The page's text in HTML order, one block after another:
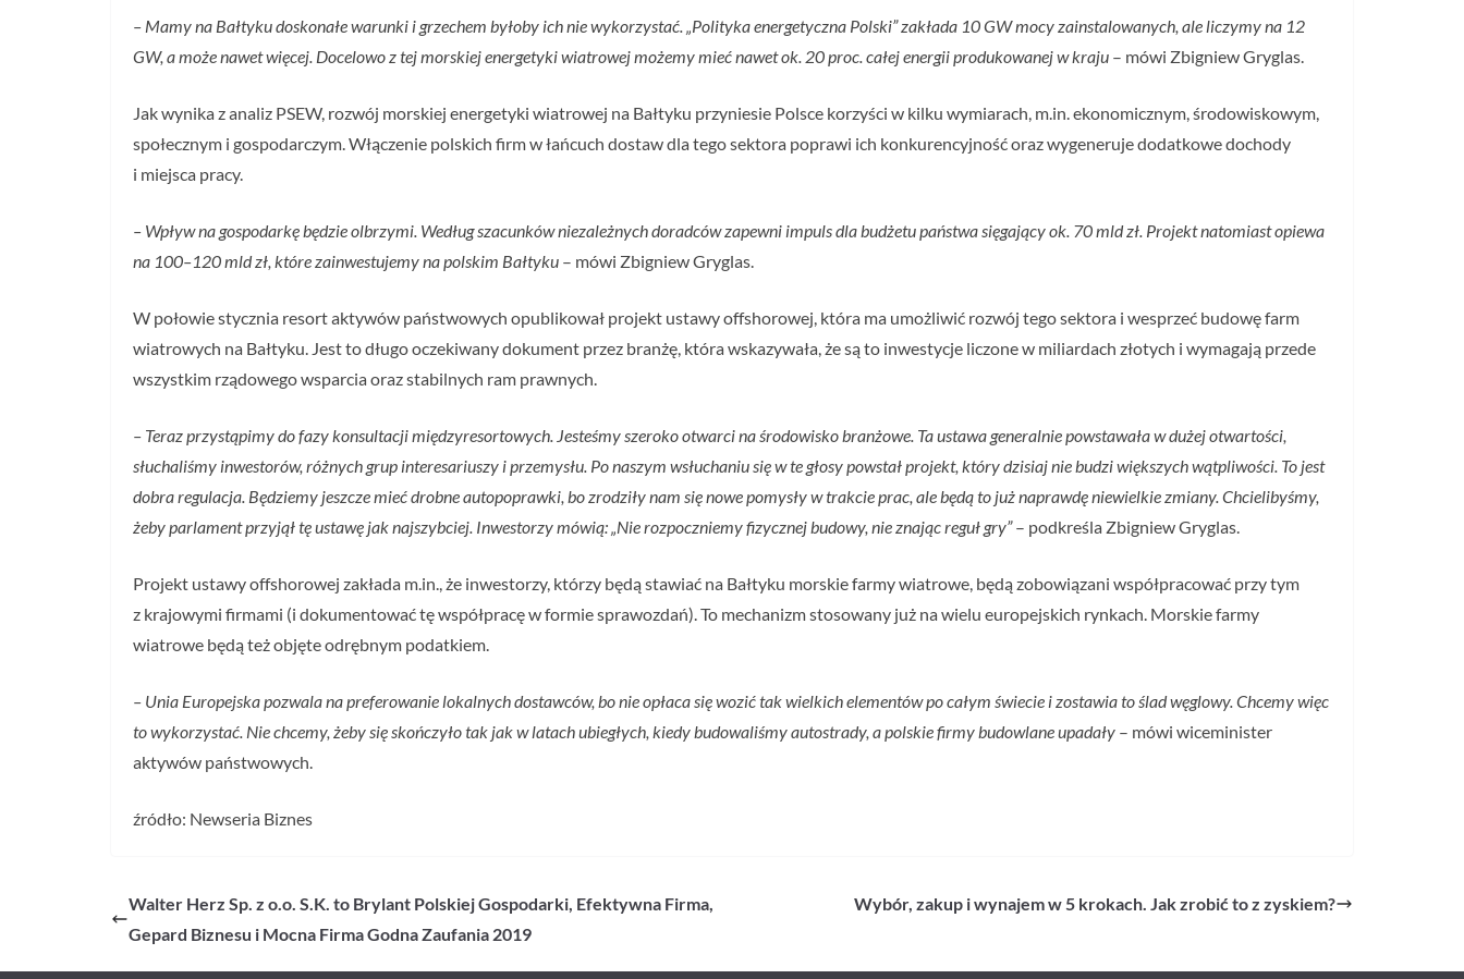
– Mamy na Bałtyku doskonałe warunki i grzechem byłoby ich nie wykorzystać. „Polityka energetyczna Polski” zakłada 10 GW mocy zainstalowanych, ale liczymy na 12
GW, a może nawet więcej. Docelowo z tej morskiej energetyki wiatrowej możemy mieć nawet ok. 20 proc. całej energii produkowanej w kraju – mówi Zbigniew Gryglas.
Jak wynika z analiz PSEW, rozwój morskiej energetyki wiatrowej na Bałtyku przyniesie Polsce korzyści w kilku wymiarach, m.in. ekonomicznym, środowiskowym,
społecznym i gospodarczym. Włączenie polskich firm w łańcuch dostaw dla tego sektora poprawi ich konkurencyjność oraz wygeneruje dodatkowe dochody
i miejsca pracy.
– Wpływ na gospodarkę będzie olbrzymi. Według szacunków niezależnych doradców zapewni impuls dla budżetu państwa sięgający ok. 70 mld zł. Projekt natomiast opiewa
na 100–120 mld zł, które zainwestujemy na polskim Bałtyku – mówi Zbigniew Gryglas.
W połowie stycznia resort aktywów państwowych opublikował projekt ustawy offshorowej, która ma umożliwić rozwój tego sektora i wesprzeć budowę farm
wiatrowych na Bałtyku. Jest to długo oczekiwany dokument przez branżę, która wskazywała, że są to inwestycje liczone w miliardach złotych i wymagają przede
wszystkim rządowego wsparcia oraz stabilnych ram prawnych.
– Teraz przystąpimy do fazy konsultacji międzyresortowych. Jesteśmy szeroko otwarci na środowisko branżowe. Ta ustawa generalnie powstawała w dużej otwartości,
słuchaliśmy inwestorów, różnych grup interesariuszy i przemysłu. Po naszym wsłuchaniu się w te głosy powstał projekt, który dzisiaj nie budzi większych wątpliwości. To jest
dobra regulacja. Będziemy jeszcze mieć drobne autopoprawki, bo zrodziły nam się nowe pomysły w trakcie prac, ale będą to już naprawdę niewielkie zmiany. Chcielibyśmy,
żeby parlament przyjął tę ustawę jak najszybciej. Inwestorzy mówią: „Nie rozpoczniemy fizycznej budowy, nie znając reguł gry”– podkreśla Zbigniew Gryglas.
Projekt ustawy offshorowej zakłada m.in., że inwestorzy, którzy będą stawiać na Bałtyku morskie farmy wiatrowe, będą zobowiązani współpracować przy tym
z krajowymi firmami (i dokumentować tę współpracę w formie sprawozdań). To mechanizm stosowany już na wielu europejskich rynkach. Morskie farmy
wiatrowe będą też objęte odrębnym podatkiem.
– Unia Europejska pozwala na preferowanie lokalnych dostawców, bo nie opłaca się wozić tak wielkich elementów po całym świecie i zostawia to ślad węglowy. Chcemy więc
to wykorzystać. Nie chcemy, żeby się skończyło tak jak w latach ubiegłych, kiedy budowaliśmy autostrady, a polskie firmy budowlane upadały – mówi wiceminister
aktywów państwowych.
źródło: Newseria Biznes
Walter Herz Sp. z o.o. S.K. to Brylant Polskiej Gospodarki, Efektywna Firma,
Gepard Biznesu i Mocna Firma Godna Zaufania 2019
Wybór, zakup i wynajem w 5 krokach. Jak zrobić to z zyskiem?